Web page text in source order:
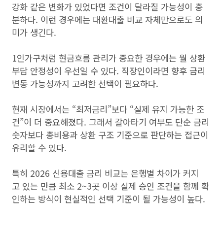
강화 같은 변화가 있었다면 조건이 달라질 가능성이 충
분하다. 이런 경우에는 대환대출 비교 자체만으로도 의
미가 생긴다.
1인가구처럼 현금흐름 관리가 중요한 경우에는 월 상환
부담 안정성이 우선일 수 있다. 직장인이라면 향후 금리
변동 가능성까지 고려한 선택이 필요하다.
현재 시장에서는 “최저금리”보다 “실제 유지 가능한 조
건”이 더 중요해졌다. 그래서 갈아타기 여부도 단순 금리
숫자보다 총비용과 상환 구조 기준으로 판단하는 접근이
유리할 수 있다.
특히 2026 신용대출 금리 비교는 은행별 차이가 커지
고 있는 만큼 최소 2~3곳 이상 실제 승인 조건을 함께 확
인하는 방식이 현실적인 선택 기준이 될 가능성이 높다.